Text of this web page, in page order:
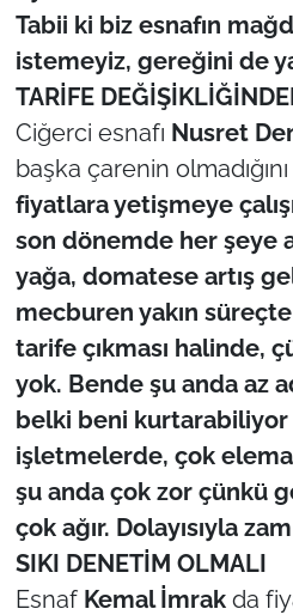
Tabii ki biz esnafın
istemeyiz, gereğini de
TARİFE
Ciğerci esnafı Nusret
başka çarenin
fiyatlara yetişmeye
son dönemde her şeye
yağa, domatese artış
mecburen yakın süreçte
tarife çıkması halinde,
yok. Bende şu anda az
belki beni kurtarabiliyor
işletmelerde, çok
şu anda çok zor çünkü
çok ağır. Dolayısıyla
SIKI DENETİM OLMALI
Esnaf Kemal İmrakda